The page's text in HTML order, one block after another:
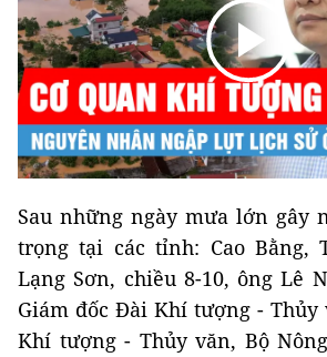
Sau những ngày mưa lớn gây
trọng tại các tỉnh: Cao Bằng,
Lạng Sơn, chiều 8-10, ông Lê
Giám đốc Đài Khí tượng - Thủy
Khí tượng - Thủy văn, Bộ